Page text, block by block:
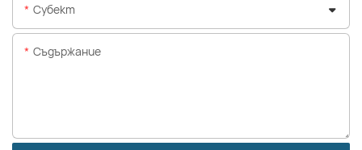
Субект
Съдържание